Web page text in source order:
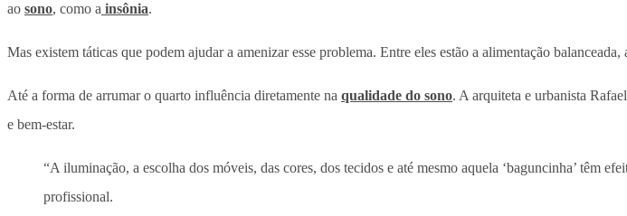
ao sono, como a insônia.
Mas existem táticas que podem ajudar a amenizar esse problema. Entre eles estão a alimentação
Até a forma de arrumar o quarto influência diretamente na qualidade do sono. A arquiteta e urbanista
e bem-estar.
“A iluminação, a escolha dos móveis, das cores, dos tecidos e até mesmo aquela ‘baguncinha’ têm
profissional.